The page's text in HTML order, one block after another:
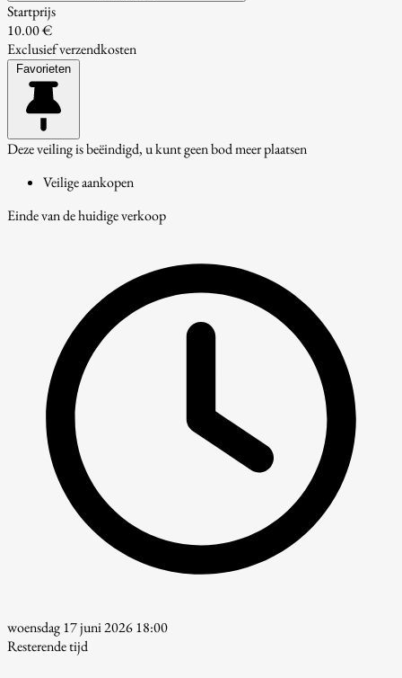
Startprijs
10.00 €
Exclusief verzendkosten
Favorieten
Deze veiling is beëindigd, u kunt geen bod meer plaatsen
Veilige aankopen
Einde van de huidige verkoop
woensdag 17 juni 2026 18:00
Resterende tijd